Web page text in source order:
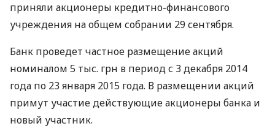
приняли акционеры кредитно-финансового
учреждения на общем собрании 29 сентября.
Банк проведет частное размещение акций
номиналом 5 тыс. грн в период с 3 декабря 2014
года по 23 января 2015 года. В размещении акций
примут участие действующие акционеры банка и
новый участник.